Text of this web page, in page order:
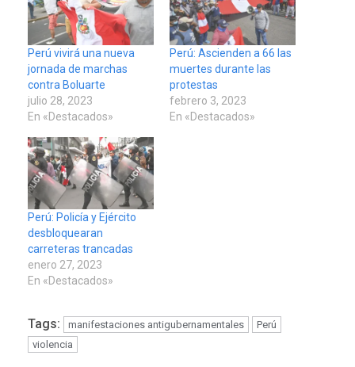
Perú vivirá una nueva
jornada de marchas
contra Boluarte
julio 28, 2023
En «Destacados»
Perú: Ascienden a 66 las
muertes durante las
protestas
febrero 3, 2023
En «Destacados»
Perú: Policía y Ejército
desbloquearan
carreteras trancadas
enero 27, 2023
En «Destacados»
Tags: manifestaciones antigubernamentales
Perú
violencia